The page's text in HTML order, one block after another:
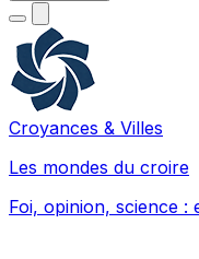
Croyances & Villes
Les mondes du croire
Foi, opinion, science